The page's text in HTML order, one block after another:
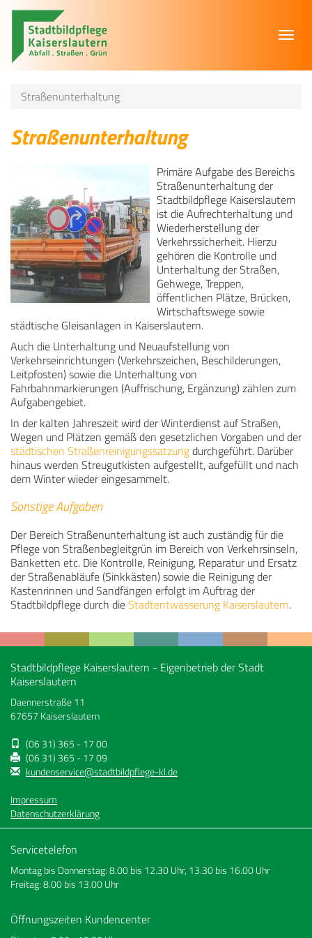
Straßenunterhaltung
Straßenunterhaltung
Primäre Aufgabe des Bereichs
Straßenunterhaltung der
Stadtbildpflege Kaiserslautern
ist die Aufrechterhaltung und
Wiederherstellung der
Verkehrssicherheit. Hierzu
gehören die Kontrolle und
Unterhaltung der Straßen,
Gehwege, Treppen,
öffentlichen Plätze, Brücken,
Wirtschaftswege sowie
städtische Gleisanlagen in Kaiserslautern.
Auch die Unterhaltung und Neuaufstellung von
Verkehrseinrichtungen (Verkehrszeichen, Beschilderungen,
Leitpfosten) sowie die Unterhaltung von
Fahrbahnmarkierungen (Auffrischung, Ergänzung) zählen zum
Aufgabengebiet.
In der kalten Jahreszeit wird der Winterdienst auf Straßen,
Wegen und Plätzen gemäß den gesetzlichen Vorgaben und der
städtischen Straßenreinigungssatzungdurchgeführt. Darüber
hinaus werden Streugutkisten aufgestellt, aufgefüllt und nach
dem Winter wieder eingesammelt.
Sonstige Aufgaben
Der Bereich Straßenunterhaltung ist auch zuständig für die
Pflege von Straßenbegleitgrün im Bereich von Verkehrsinseln,
Banketten etc. Die Kontrolle, Reinigung, Reparatur und Ersatz
der Straßenabläufe (Sinkkästen) sowie die Reinigung der
Kastenrinnen und Sandfängen erfolgt im Auftrag der
Stadtbildpflege durch dieStadtentwässerung Kaiserslautern.
Stadtbildpflege Kaiserslautern - Eigenbetrieb der Stadt
Kaiserslautern
Daennerstraße 11
67657 Kaiserslautern
(06 31) 365 - 17 00
(06 31) 365 - 17 09
kundenservice@stadtbildpflege-kl.de
Impressum
Datenschutzerklärung
Servicetelefon
Montag bis Donnerstag: 8.00 bis 12.30 Uhr, 13.30 bis 16.00 Uhr
Freitag: 8.00 bis 13.00 Uhr
Öffnungszeiten Kundencenter